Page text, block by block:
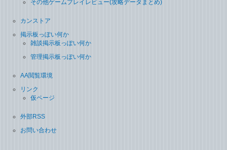
その他ゲームプレイレビュー(攻略データまとめ)
カンストア
掲示板っぽい何か
雑談掲示板っぽい何か
管理掲示板っぽい何か
AA閲覧環境
リンク
仮ページ
外部RSS
お問い合わせ